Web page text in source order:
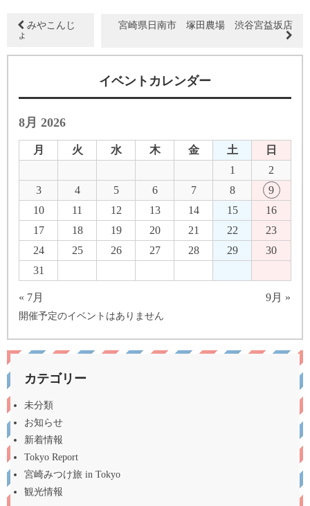
みやこんじ
ょ
宮崎県日南市 塚田農場 渋谷宮益坂店
イベントカレンダー
8月 2026
月 火 水 木 金 土
日
1
2
3
4 5 6 7 8
9
10
11 12 13 14 15
16
17
18 19 20 21 22
23
24
25 26 27 28 29
30
31
« 7月 9月 »
開催予定のイベントはありません
カテゴリー
未分類
お知らせ
新着情報
Tokyo Report
宮崎みつけ旅 in Tokyo
観光情報